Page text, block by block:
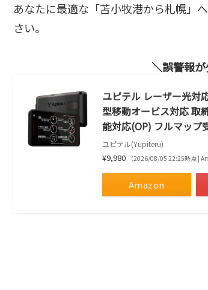
あなたに最適な「苫小牧港から札幌」
さい。
誤警報
ユピテル レーザー光対
型移動オービス対応 取
能対応(OP) フルマップ
ユピテル(Yupiteru)
¥9,980 （2026/08/05 22:25時点 |
Amazon